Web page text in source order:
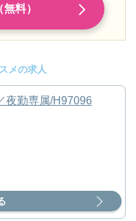
料）
メの求人
夜勤専属/H97096